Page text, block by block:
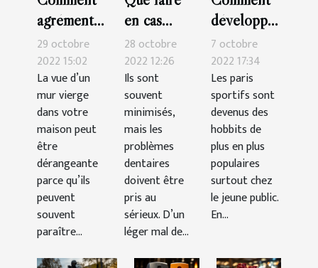
agrémenter
sa
décoration
murale ?
29 octobre
2022 15:02
La vue d’un
mur vierge
dans votre
maison peut
être
dérangeante
parce qu’ils
peuvent
souvent
paraître...
en cas
d’urgence
dentaire ?
28 octobre
2022 12:26
Ils sont
souvent
minimisés,
mais les
problèmes
dentaires
doivent être
pris au
sérieux. D’un
léger mal de...
développer
sa
technique
pour
gagner
dans les
paris
sportifs ?
7 octobre
2022 17:34
Les paris
sportifs sont
devenus des
hobbits de
plus en plus
populaires
surtout chez
le jeune public.
En...